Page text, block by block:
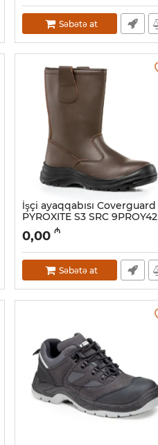
Səbətə at
İşçi ayaqqabısı Coverguard
PYROXITE S3 SRC 9PROY42
Artikul: 028001043
0,00 ₼
Səbətə at